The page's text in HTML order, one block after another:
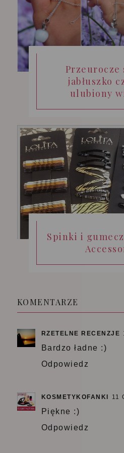
Przeurocze
jabłuszko
ulubiony
Spinki i
KOMENTARZE
RZETELNE RECENZJE
Bardzo ładne :)
Odpowiedz
KOSMETYKOFANKI 11
Piękne :)
Odpowiedz